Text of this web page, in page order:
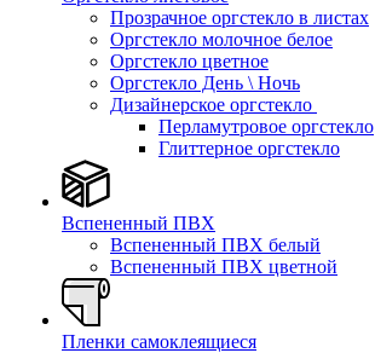
Прозрачное оргстекло в листах
Оргстекло молочное белое
Оргстекло цветное
Оргстекло День \ Ночь
Дизайнерское оргстекло
Перламутровое оргстекло
Глиттерное оргстекло
Вспененный ПВХ
Вспененный ПВХ белый
Вспененный ПВХ цветной
Пленки самоклеящиеся